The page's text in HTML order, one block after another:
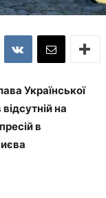
Української
на
в